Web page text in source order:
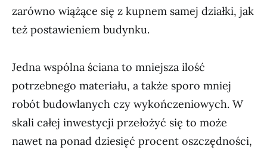
zarówno wiążące się z kupnem samej działki, jak
też postawieniem budynku.
Jedna wspólna ściana to mniejsza ilość
potrzebnego materiału, a także sporo mniej
robót budowlanych czy wykończeniowych. W
skali całej inwestycji przełożyć się to może
nawet na ponad dziesięć procent oszczędności,